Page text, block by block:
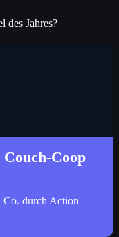
des Jahres?
Coop
Co. durch Action